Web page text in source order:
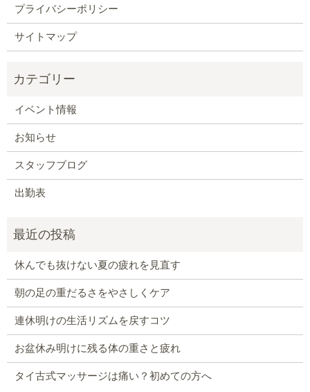
プライバシーポリシー
サイトマップ
イベント情報
お知らせ
スタッフブログ
出勤表
休んでも抜けない夏の疲れを見直す
朝の足の重だるさをやさしくケア
連休明けの生活リズムを戻すコツ
お盆休み明けに残る体の重さと疲れ
タイ古式マッサージは痛い？初めての方へ